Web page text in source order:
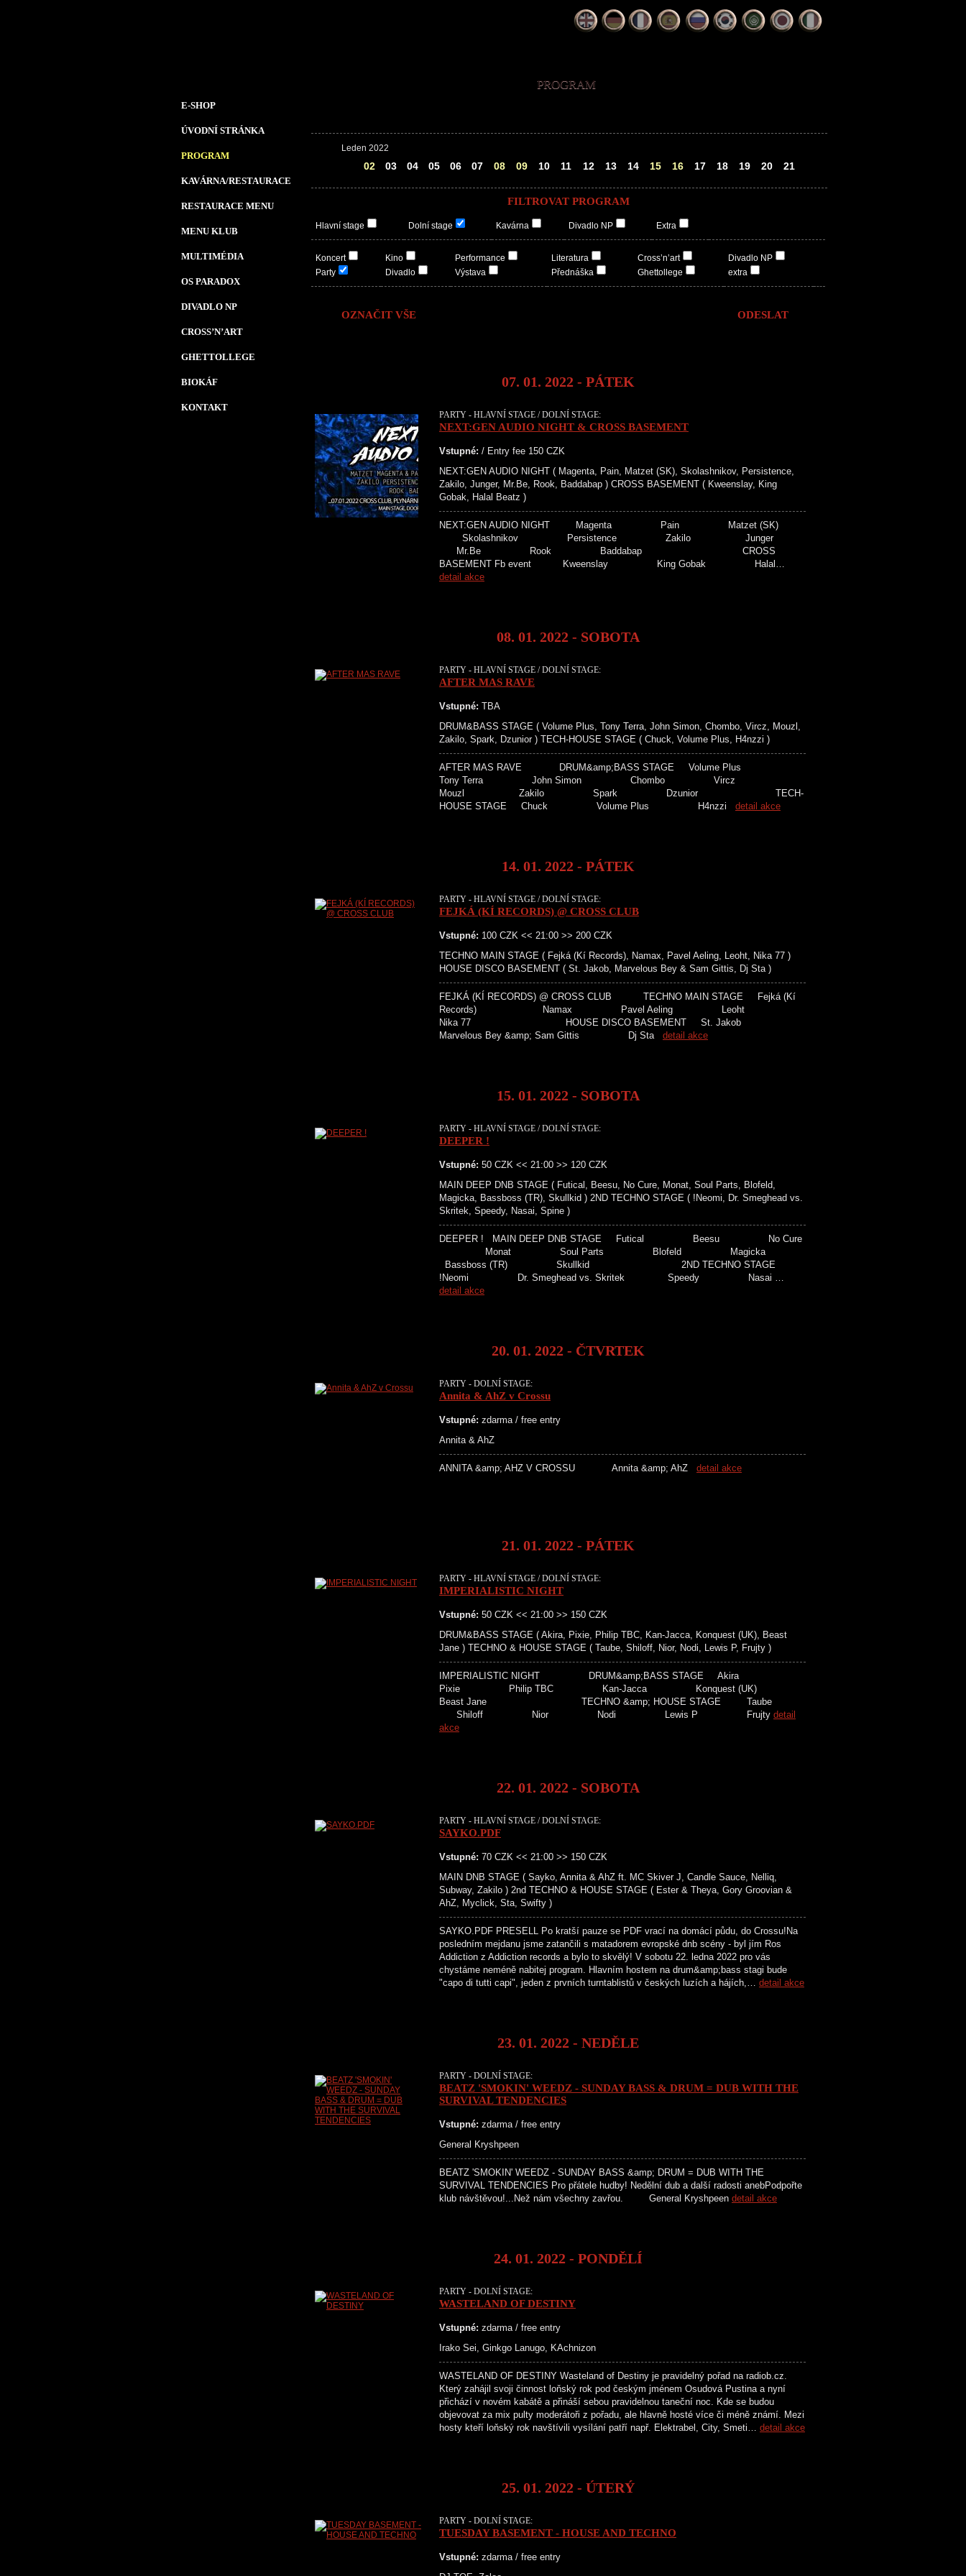
E-SHOP
ÚVODNÍ STRÁNKA
PROGRAM
KAVÁRNA/RESTAURACE
RESTAURACE MENU
MENU KLUB
MULTIMÉDIA
OS PARADOX
DIVADLO NP
CROSS’N’ART
GHETTOLLEGE
BIOKÁF
KONTAKT
PROGRAM
Leden 2022
02 03 04 05 06 07 08 09 10 11 12 13 14 15 16 17 18 19 20 21
FILTROVAT PROGRAM
Hlavní stage Dolní stage Kavárna Divadlo NP Extra
Koncert
Party
Kino
Divadlo
Performance
Výstava
Literatura
Přednáška
Cross’n’art
Ghettollege
Divadlo NP
extra
OZNAČIT VŠE
07. 01. 2022 - PÁTEK
PARTY - HLAVNÍ STAGE / DOLNÍ STAGE:
NEXT:GEN AUDIO NIGHT & CROSS BASEMENT
Vstupné: / Entry fee 150 CZK
NEXT:GEN AUDIO NIGHT ( Magenta, Pain, Matzet (SK), Skolashnikov, Persistence,
Zakilo, Junger, Mr.Be, Rook, Baddabap ) CROSS BASEMENT ( Kweenslay, King
Gobak, Halal Beatz )
NEXT:GEN AUDIO NIGHT Magenta Pain Matzet (SK)
Skolashnikov Persistence Zakilo Junger
Mr.Be Rook Baddabap CROSS
BASEMENT Fb event Kweenslay King Gobak Halal…
detail akce
08. 01. 2022 - SOBOTA
PARTY - HLAVNÍ STAGE / DOLNÍ STAGE:
AFTER MAS RAVE
Vstupné: TBA
DRUM&BASS STAGE ( Volume Plus, Tony Terra, John Simon, Chombo, Vircz, Mouzl,
Zakilo, Spark, Dzunior ) TECH-HOUSE STAGE ( Chuck, Volume Plus, H4nzzi )
AFTER MAS RAVE DRUM&amp;BASS STAGE Volume Plus
Tony Terra John Simon Chombo Vircz
Mouzl Zakilo Spark Dzunior TECH-
HOUSE STAGE Chuck Volume Plus H4nzzi detail akce
14. 01. 2022 - PÁTEK
PARTY - HLAVNÍ STAGE / DOLNÍ STAGE:
FEJKÁ (KÍ RECORDS) @ CROSS CLUB
Vstupné: 100 CZK << 21:00 >> 200 CZK
TECHNO MAIN STAGE ( Fejká (Kí Records), Namax, Pavel Aeling, Leoht, Nika 77 )
HOUSE DISCO BASEMENT ( St. Jakob, Marvelous Bey & Sam Gittis, Dj Sta )
FEJKÁ (KÍ RECORDS) @ CROSS CLUB TECHNO MAIN STAGE Fejká (Kí
Records) Namax Pavel Aeling Leoht
Nika 77 HOUSE DISCO BASEMENT St. Jakob
Marvelous Bey &amp; Sam Gittis Dj Sta detail akce
15. 01. 2022 - SOBOTA
PARTY - HLAVNÍ STAGE / DOLNÍ STAGE:
DEEPER !
Vstupné: 50 CZK << 21:00 >> 120 CZK
MAIN DEEP DNB STAGE ( Futical, Beesu, No Cure, Monat, Soul Parts, Blofeld,
Magicka, Bassboss (TR), Skullkid ) 2ND TECHNO STAGE ( !Neomi, Dr. Smeghead vs.
Skritek, Speedy, Nasai, Spine )
DEEPER ! MAIN DEEP DNB STAGE Futical Beesu No Cure
Monat Soul Parts Blofeld Magicka
Bassboss (TR) Skullkid 2ND TECHNO STAGE
!Neomi Dr. Smeghead vs. Skritek Speedy Nasai …
detail akce
20. 01. 2022 - ČTVRTEK
PARTY - DOLNÍ STAGE:
Annita & AhZ v Crossu
Vstupné: zdarma / free entry
Annita & AhZ
ANNITA &amp; AHZ V CROSSU Annita &amp; AhZ detail akce
21. 01. 2022 - PÁTEK
PARTY - HLAVNÍ STAGE / DOLNÍ STAGE:
IMPERIALISTIC NIGHT
Vstupné: 50 CZK << 21:00 >> 150 CZK
DRUM&BASS STAGE ( Akira, Pixie, Philip TBC, Kan-Jacca, Konquest (UK), Beast
Jane ) TECHNO & HOUSE STAGE ( Taube, Shiloff, Nior, Nodi, Lewis P, Frujty )
IMPERIALISTIC NIGHT DRUM&amp;BASS STAGE Akira
Pixie Philip TBC Kan-Jacca Konquest (UK)
Beast Jane TECHNO &amp; HOUSE STAGE Taube
Shiloff Nior Nodi Lewis P Frujty detail
akce
22. 01. 2022 - SOBOTA
PARTY - HLAVNÍ STAGE / DOLNÍ STAGE:
SAYKO.PDF
Vstupné: 70 CZK << 21:00 >> 150 CZK
MAIN DNB STAGE ( Sayko, Annita & AhZ ft. MC Skiver J, Candle Sauce, Nelliq,
Subway, Zakilo ) 2nd TECHNO & HOUSE STAGE ( Ester & Theya, Gory Groovian &
AhZ, Myclick, Sta, Swifty )
SAYKO.PDF PRESELL Po kratší pauze se PDF vrací na domácí půdu, do Crossu!Na
posledním mejdanu jsme zatančili s matadorem evropské dnb scény - byl jím Ros
Addiction z Addiction records a bylo to skvělý! V sobotu 22. ledna 2022 pro vás
chystáme neméně nabitej program. Hlavním hostem na drum&amp;bass stagi bude
"capo di tutti capi", jeden z prvních turntablistů v českých luzích a hájích,… detail akce
23. 01. 2022 - NEDĚLE
PARTY - DOLNÍ STAGE:
BEATZ 'SMOKIN' WEEDZ - SUNDAY BASS & DRUM = DUB WITH THE
SURVIVAL TENDENCIES
Vstupné: zdarma / free entry
General Kryshpeen
BEATZ 'SMOKIN' WEEDZ - SUNDAY BASS &amp; DRUM = DUB WITH THE
SURVIVAL TENDENCIES Pro přátele hudby! Nedělní dub a další radosti anebPodpořte
klub návštěvou!...Než nám všechny zavřou. General Kryshpeen detail akce
24. 01. 2022 - PONDĚLÍ
PARTY - DOLNÍ STAGE:
WASTELAND OF DESTINY
Vstupné: zdarma / free entry
Irako Sei, Ginkgo Lanugo, KAchnizon
WASTELAND OF DESTINY Wasteland of Destiny je pravidelný pořad na radiob.cz.
Který zahájil svoji činnost loňský rok pod českým jménem Osudová Pustina a nyní
přichází v novém kabátě a přináší sebou pravidelnou taneční noc. Kde se budou
objevovat za mix pulty moderátoři z pořadu, ale hlavně hosté více či méně známí. Mezi
hosty kteří loňský rok navštívili vysílání patří např. Elektrabel, City, Smeti… detail akce
25. 01. 2022 - ÚTERÝ
PARTY - DOLNÍ STAGE:
TUESDAY BASEMENT - HOUSE AND TECHNO
Vstupné: zdarma / free entry